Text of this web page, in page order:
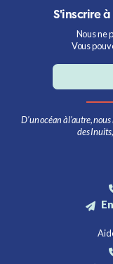
S'inscrire
Nous ne
Vous
D’un océan à l’autre,
des